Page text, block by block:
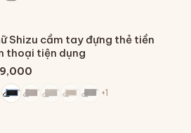
Shizu cầm tay đựng thẻ tiền
thoại tiện dụng
+1